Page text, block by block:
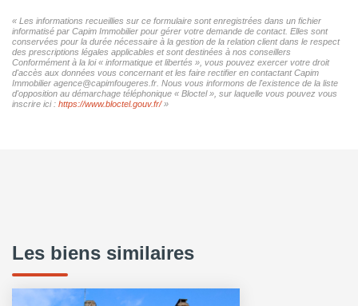
« Les informations recueillies sur ce formulaire sont enregistrées dans un fichier
informatisé par Capim Immobilier pour gérer votre demande de contact. Elles sont
conservées pour la durée nécessaire à la gestion de la relation client dans le respect
des prescriptions légales applicables et sont destinées à nos conseillers
Conformément à la loi « informatique et libertés », vous pouvez exercer votre droit
d'accès aux données vous concernant et les faire rectifier en contactant Capim
Immobilier agence@capimfougeres.fr. Nous vous informons de l'existence de la liste
d'opposition au démarchage téléphonique « Bloctel », sur laquelle vous pouvez vous
inscrire ici : https://www.bloctel.gouv.fr/»
Les biens similaires